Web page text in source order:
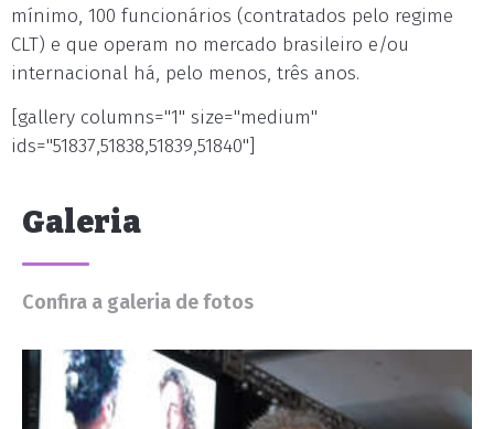
mínimo, 100 funcionários (contratados pelo regime
CLT) e que operam no mercado brasileiro e/ou
internacional há, pelo menos, três anos.
[gallery columns="1" size="medium"
ids="51837,51838,51839,51840"]
Galeria
Confira a galeria de fotos